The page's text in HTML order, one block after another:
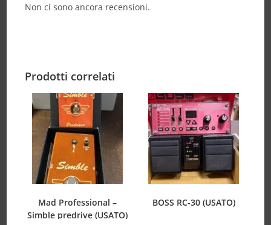
Non ci sono ancora recensioni.
Prodotti correlati
Mad Professional –
Simble predrive (USATO)
BOSS RC-30 (USATO)